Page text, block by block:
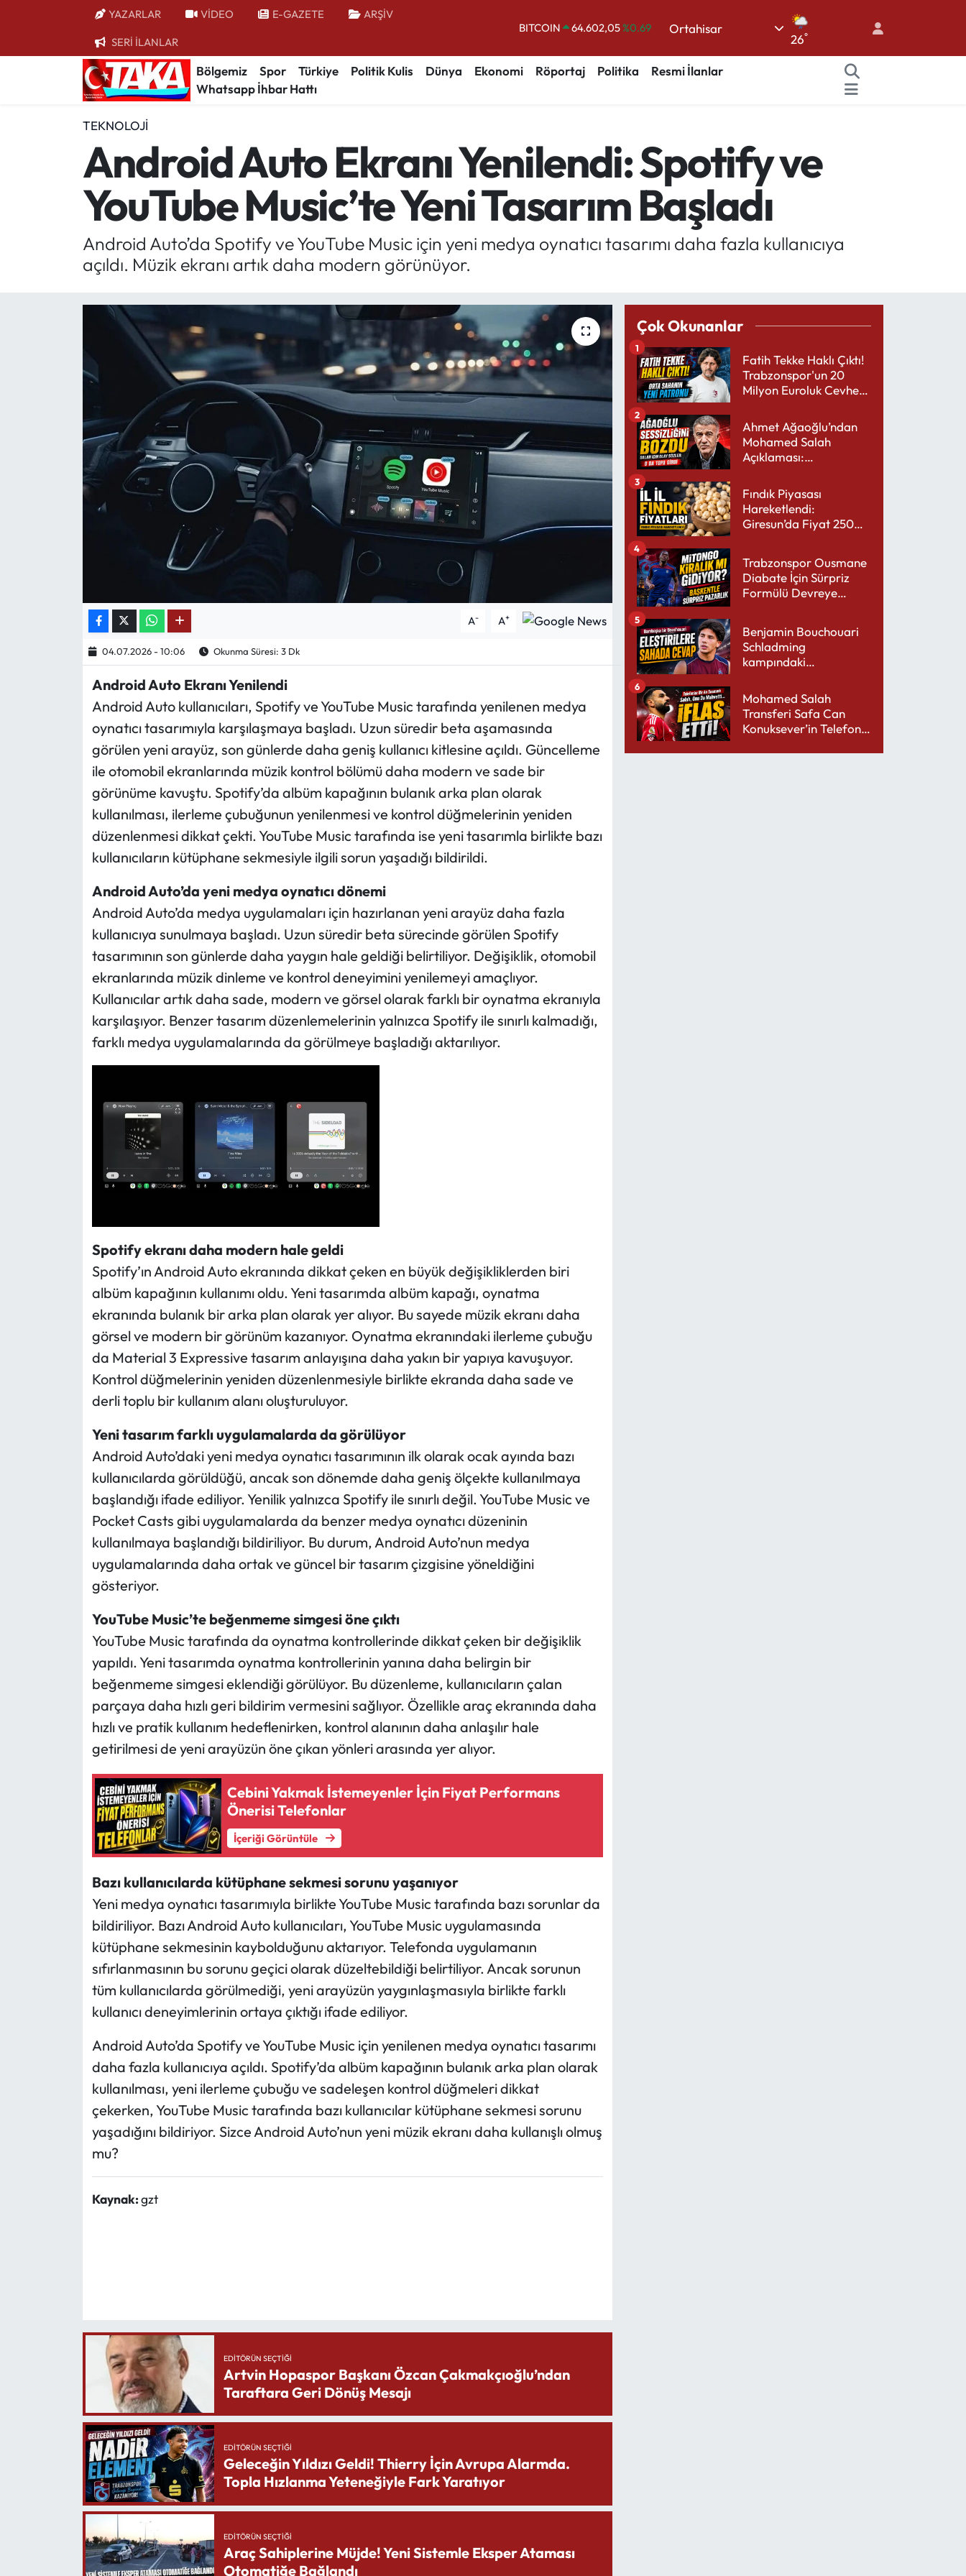
YAZARLAR VİDEO E-GAZETE ARŞİV
SERİ İLANLAR
EURO
55,0700 %0.1
13.703 %0
Ortahisar
26°
Bölgemiz Spor Türkiye Politik Kulis Dünya Ekonomi Röportaj Politika
Resmi İlanlar
Whatsapp İhbar Hattı
TEKNOLOJI
Android Auto Ekranı Yenilendi: Spotify ve
YouTube Music’te Yeni Tasarım Başladı
Android Auto’da Spotify ve YouTube Music için yeni medya oynatıcı tasarımı daha fazla kullanıcıya
açıldı. Müzik ekranı artık daha modern görünüyor.
A- A+
04.07.2026 - 10:06 Okunma Süresi: 3 Dk
Android Auto Ekranı Yenilendi
Android Auto kullanıcıları, Spotify ve YouTube Music tarafında yenilenen medya
oynatıcı tasarımıyla karşılaşmaya başladı. Uzun süredir beta aşamasında
görülen yeni arayüz, son günlerde daha geniş kullanıcı kitlesine açıldı. Güncelleme
ile otomobil ekranlarında müzik kontrol bölümü daha modern ve sade bir
görünüme kavuştu. Spotify’da albüm kapağının bulanık arka plan olarak
kullanılması, ilerleme çubuğunun yenilenmesi ve kontrol düğmelerinin yeniden
düzenlenmesi dikkat çekti. YouTube Music tarafında ise yeni tasarımla birlikte bazı
kullanıcıların kütüphane sekmesiyle ilgili sorun yaşadığı bildirildi.
Android Auto’da yeni medya oynatıcı dönemi
Android Auto’da medya uygulamaları için hazırlanan yeni arayüz daha fazla
kullanıcıya sunulmaya başladı. Uzun süredir beta sürecinde görülen Spotify
tasarımının son günlerde daha yaygın hale geldiği belirtiliyor. Değişiklik, otomobil
ekranlarında müzik dinleme ve kontrol deneyimini yenilemeyi amaçlıyor.
Kullanıcılar artık daha sade, modern ve görsel olarak farklı bir oynatma ekranıyla
karşılaşıyor. Benzer tasarım düzenlemelerinin yalnızca Spotify ile sınırlı kalmadığı,
farklı medya uygulamalarında da görülmeye başladığı aktarılıyor.
Spotify ekranı daha modern hale geldi
Spotify’ın Android Auto ekranında dikkat çeken en büyük değişikliklerden biri
albüm kapağının kullanımı oldu. Yeni tasarımda albüm kapağı, oynatma
ekranında bulanık bir arka plan olarak yer alıyor. Bu sayede müzik ekranı daha
görsel ve modern bir görünüm kazanıyor. Oynatma ekranındaki ilerleme çubuğu
da Material 3 Expressive tasarım anlayışına daha yakın bir yapıya kavuşuyor.
Kontrol düğmelerinin yeniden düzenlenmesiyle birlikte ekranda daha sade ve
derli toplu bir kullanım alanı oluşturuluyor.
Yeni tasarım farklı uygulamalarda da görülüyor
Android Auto’daki yeni medya oynatıcı tasarımının ilk olarak ocak ayında bazı
kullanıcılarda görüldüğü, ancak son dönemde daha geniş ölçekte kullanılmaya
başlandığı ifade ediliyor. Yenilik yalnızca Spotify ile sınırlı değil. YouTube Music ve
Pocket Casts gibi uygulamalarda da benzer medya oynatıcı düzeninin
kullanılmaya başlandığı bildiriliyor. Bu durum, Android Auto’nun medya
uygulamalarında daha ortak ve güncel bir tasarım çizgisine yöneldiğini
gösteriyor.
YouTube Music’te beğenmeme simgesi öne çıktı
YouTube Music tarafında da oynatma kontrollerinde dikkat çeken bir değişiklik
yapıldı. Yeni tasarımda oynatma kontrollerinin yanına daha belirgin bir
beğenmeme simgesi eklendiği görülüyor. Bu düzenleme, kullanıcıların çalan
parçaya daha hızlı geri bildirim vermesini sağlıyor. Özellikle araç ekranında daha
hızlı ve pratik kullanım hedeflenirken, kontrol alanının daha anlaşılır hale
getirilmesi de yeni arayüzün öne çıkan yönleri arasında yer alıyor.
Cebini Yakmak İstemeyenler İçin Fiyat Performans
Önerisi Telefonlar
İçeriği Görüntüle
Bazı kullanıcılarda kütüphane sekmesi sorunu yaşanıyor
Yeni medya oynatıcı tasarımıyla birlikte YouTube Music tarafında bazı sorunlar da
bildiriliyor. Bazı Android Auto kullanıcıları, YouTube Music uygulamasında
kütüphane sekmesinin kaybolduğunu aktarıyor. Telefonda uygulamanın
sıfırlanmasının bu sorunu geçici olarak düzeltebildiği belirtiliyor. Ancak sorunun
tüm kullanıcılarda görülmediği, yeni arayüzün yaygınlaşmasıyla birlikte farklı
kullanıcı deneyimlerinin ortaya çıktığı ifade ediliyor.
Android Auto’da Spotify ve YouTube Music için yenilenen medya oynatıcı tasarımı
daha fazla kullanıcıya açıldı. Spotify’da albüm kapağının bulanık arka plan olarak
kullanılması, yeni ilerleme çubuğu ve sadeleşen kontrol düğmeleri dikkat
çekerken, YouTube Music tarafında bazı kullanıcılar kütüphane sekmesi sorunu
yaşadığını bildiriyor. Sizce Android Auto’nun yeni müzik ekranı daha kullanışlı olmuş
mu?
Kaynak:gzt
EDITÖRÜN SEÇTIĞI
Artvin Hopaspor Başkanı Özcan Çakmakçıoğlu’ndan
Taraftara Geri Dönüş Mesajı
EDITÖRÜN SEÇTIĞI
Geleceğin Yıldızı Geldi! Thierry İçin Avrupa Alarmda.
Topla Hızlanma Yeteneğiyle Fark Yaratıyor
EDITÖRÜN SEÇTIĞI
Araç Sahiplerine Müjde! Yeni Sistemle Eksper Ataması
Otomatiğe Bağlandı
Çok Okunanlar
Fatih Tekke Haklı Çıktı!
Trabzonspor'un 20
Milyon Euroluk Cevheri
1
Ahmet Ağaoğlu’ndan
Mohamed Salah
Açıklaması:
Yakışır
2
Fındık Piyasası
Hareketlendi:
Giresun’da Fiyat 250
3
Trabzonspor Ousmane
Diabate İçin Sürpriz
Formülü Devreye
4
Benjamin Bouchouari
Schladming
kampındaki
5
Mohamed Salah
Transferi Safa Can
Konuksever’in Telefon
6
Bölgemiz
Kültür/Sanat
Politik Kulis
Röportaj
Manşet
Köşe Yazıları
Karikatür Galeri
Spor Yazıları
Trabzon Nöbetçi Eczaneler
Trabzon Hava Durumu
Trabzon Trafik Yoğunluk Haritası
Süper Lig Puan Durumu ve Fikstür
Tüm Manşetler
Son Dakika Haberleri
Haber Arşivi